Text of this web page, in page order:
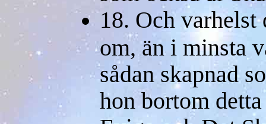
18. Och
om, än i minsta
sådan skapnad
hon bortom